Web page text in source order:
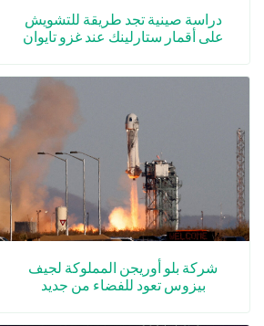
دراسة صينية تجد طريقة للتشويش
على أقمار ستارلينك عند غزو تايوان
شركة بلو أوريجن المملوكة لجيف
بيزوس تعود للفضاء من جديد